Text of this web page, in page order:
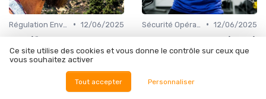
• 12/06/2025
Les défis environnementaux
du secteur pétrolier : un
enjeu crucial
• 12/06/2025
Comment assurer la sécurité
des infrastructures de
Ce site utilise des cookies et vous donne le contrôle sur ceux que
vous souhaitez activer
Tout accepter Personnaliser